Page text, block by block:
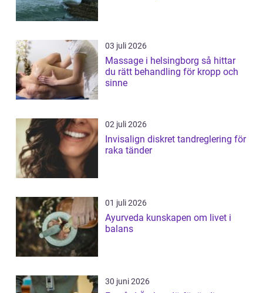
03 juli 2026
Massage i helsingborg så hittar
du rätt behandling för kropp och
sinne
02 juli 2026
Invisalign diskret tandreglering för
raka tänder
01 juli 2026
Ayurveda kunskapen om livet i
balans
30 juni 2026